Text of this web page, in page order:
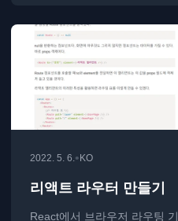
2022. 5. 6.• KO
리액트 라우터 만들기
React에서 브라우저 라우팅 기